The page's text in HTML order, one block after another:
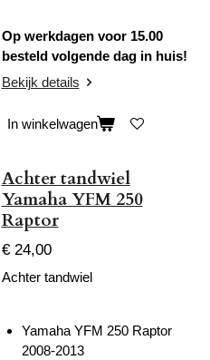
Op werkdagen voor 15.00
besteld volgende dag in huis!
Bekijk details
In winkelwagen
Achter tandwiel
Yamaha YFM 250
Raptor
€ 24,00
Achter tandwiel
Yamaha YFM 250 Raptor
2008-2013